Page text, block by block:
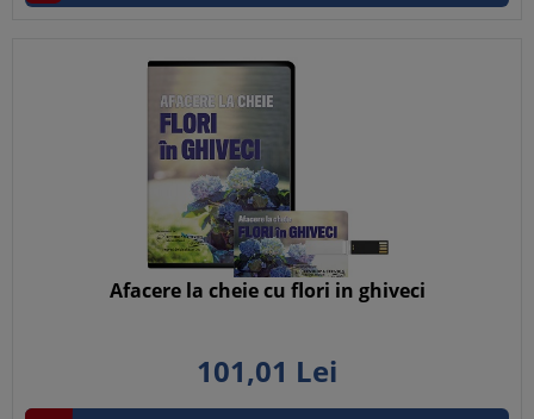
Afacere la cheie cu flori in ghiveci
101,01 Lei